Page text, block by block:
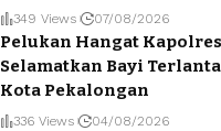
349 Views 07/08/2026
Pelukan Hangat
Selamatkan Bayi
Kota Pekalongan
336 Views 04/08/2026